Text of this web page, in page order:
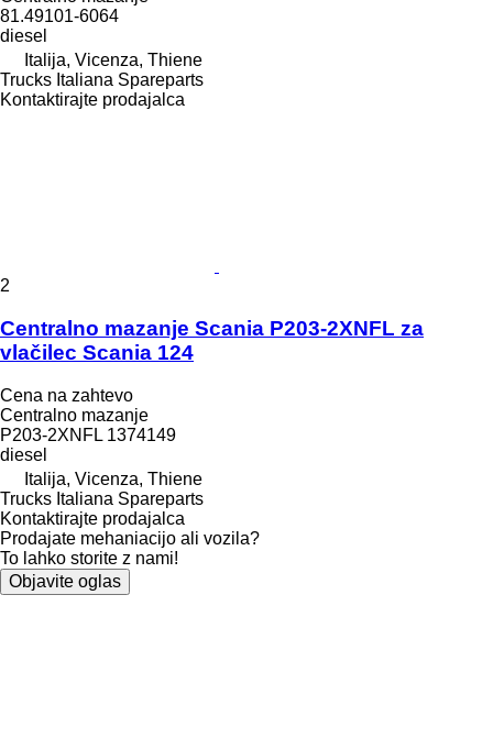
81.49101-6064
diesel
Italija, Vicenza, Thiene
Trucks Italiana Spareparts
Kontaktirajte prodajalca
2
Centralno mazanje Scania P203-2XNFL za
vlačilec Scania 124
Cena na zahtevo
Centralno mazanje
P203-2XNFL 1374149
diesel
Italija, Vicenza, Thiene
Trucks Italiana Spareparts
Kontaktirajte prodajalca
Prodajate mehaniacijo ali vozila?
To lahko storite z nami!
Objavite oglas